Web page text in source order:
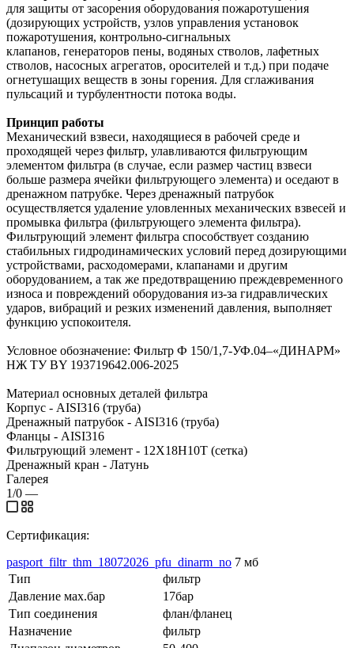
для защиты от засорения оборудования пожаротушения
(дозирующих устройств, узлов управления установок
пожаротушения, контрольно-сигнальных
клапанов, генераторов пены, водяных стволов, лафетных
стволов, насосных агрегатов, оросителей и т.д.) при подаче
огнетушащих веществ в зоны горения. Для сглаживания
пульсаций и турбулентности потока воды.
Принцип работы
Механический взвеси, находящиеся в рабочей среде и
проходящей через фильтр, улавливаются фильтрующим
элементом фильтра (в случае, если размер частиц взвеси
больше размера ячейки фильтрующего элемента) и оседают в
дренажном патрубке. Через дренажный патрубок
осуществляется удаление уловленных механических взвесей и
промывка фильтра (фильтрующего элемента фильтра).
Фильтрующий элемент фильтра способствует созданию
стабильных гидродинамических условий перед дозирующими
устройствами, расходомерами, клапанами и другим
оборудованием, а так же предотвращению преждевременного
износа и повреждений оборудования из-за гидравлических
ударов, вибраций и резких изменений давления, выполняет
функцию успокоителя.
Условное обозначение: Фильтр Ф 150/1,7-УФ.04–«ДИНАРМ»
НЖ ТУ BY 193719642.006-2025
Материал основных деталей фильтра
Корпус - AISI316 (труба)
Дренажный патрубок - AISI316 (труба)
Фланцы - AISI316
Фильтрующий элемент - 12Х18Н10Т (сетка)
Дренажный кран - Латунь
Галерея
1/0 —
Сертификация:
pasport_filtr_thm_18072026_pfu_dinarm_no 7 мб
Тип
фильтр
Давление мах.бар
17бар
Тип соединения
флан/фланец
Назначение
фильтр